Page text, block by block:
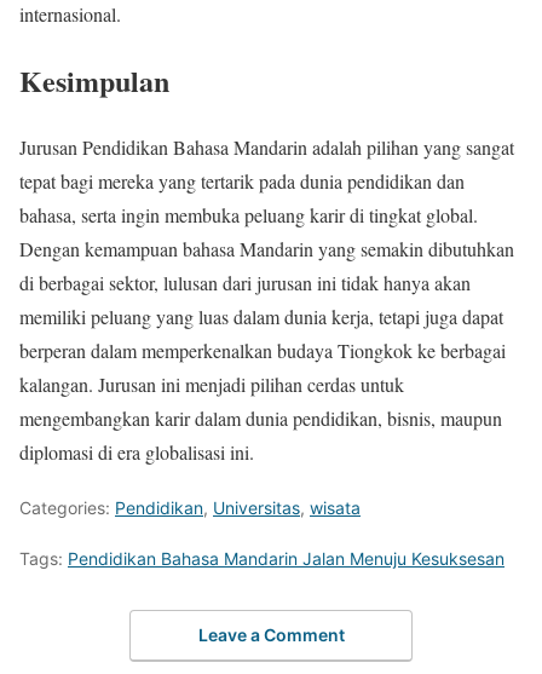
internasional.
Kesimpulan
Jurusan Pendidikan Bahasa Mandarin adalah pilihan yang sangat
tepat bagi mereka yang tertarik pada dunia pendidikan dan
bahasa, serta ingin membuka peluang karir di tingkat global.
Dengan kemampuan bahasa Mandarin yang semakin dibutuhkan
di berbagai sektor, lulusan dari jurusan ini tidak hanya akan
memiliki peluang yang luas dalam dunia kerja, tetapi juga dapat
berperan dalam memperkenalkan budaya Tiongkok ke berbagai
kalangan. Jurusan ini menjadi pilihan cerdas untuk
mengembangkan karir dalam dunia pendidikan, bisnis, maupun
diplomasi di era globalisasi ini.
Categories: Pendidikan, Universitas, wisata
Tags: Pendidikan Bahasa Mandarin Jalan Menuju Kesuksesan
Leave a Comment